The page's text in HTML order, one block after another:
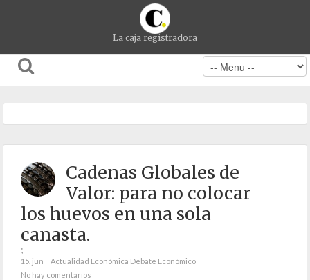
La caja registradora
Cadenas Globales de
Valor: para no colocar
los huevos en una sola
canasta.
;
15. jun Actualidad Económica Debate Económico
No hay comentarios